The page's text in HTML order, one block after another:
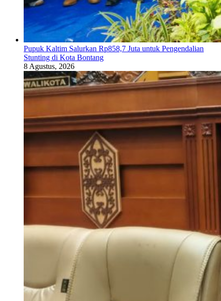
Pupuk Kaltim Salurkan Rp858,7 Juta untuk Pengendalian
Stunting di Kota Bontang
8 Agustus, 2026